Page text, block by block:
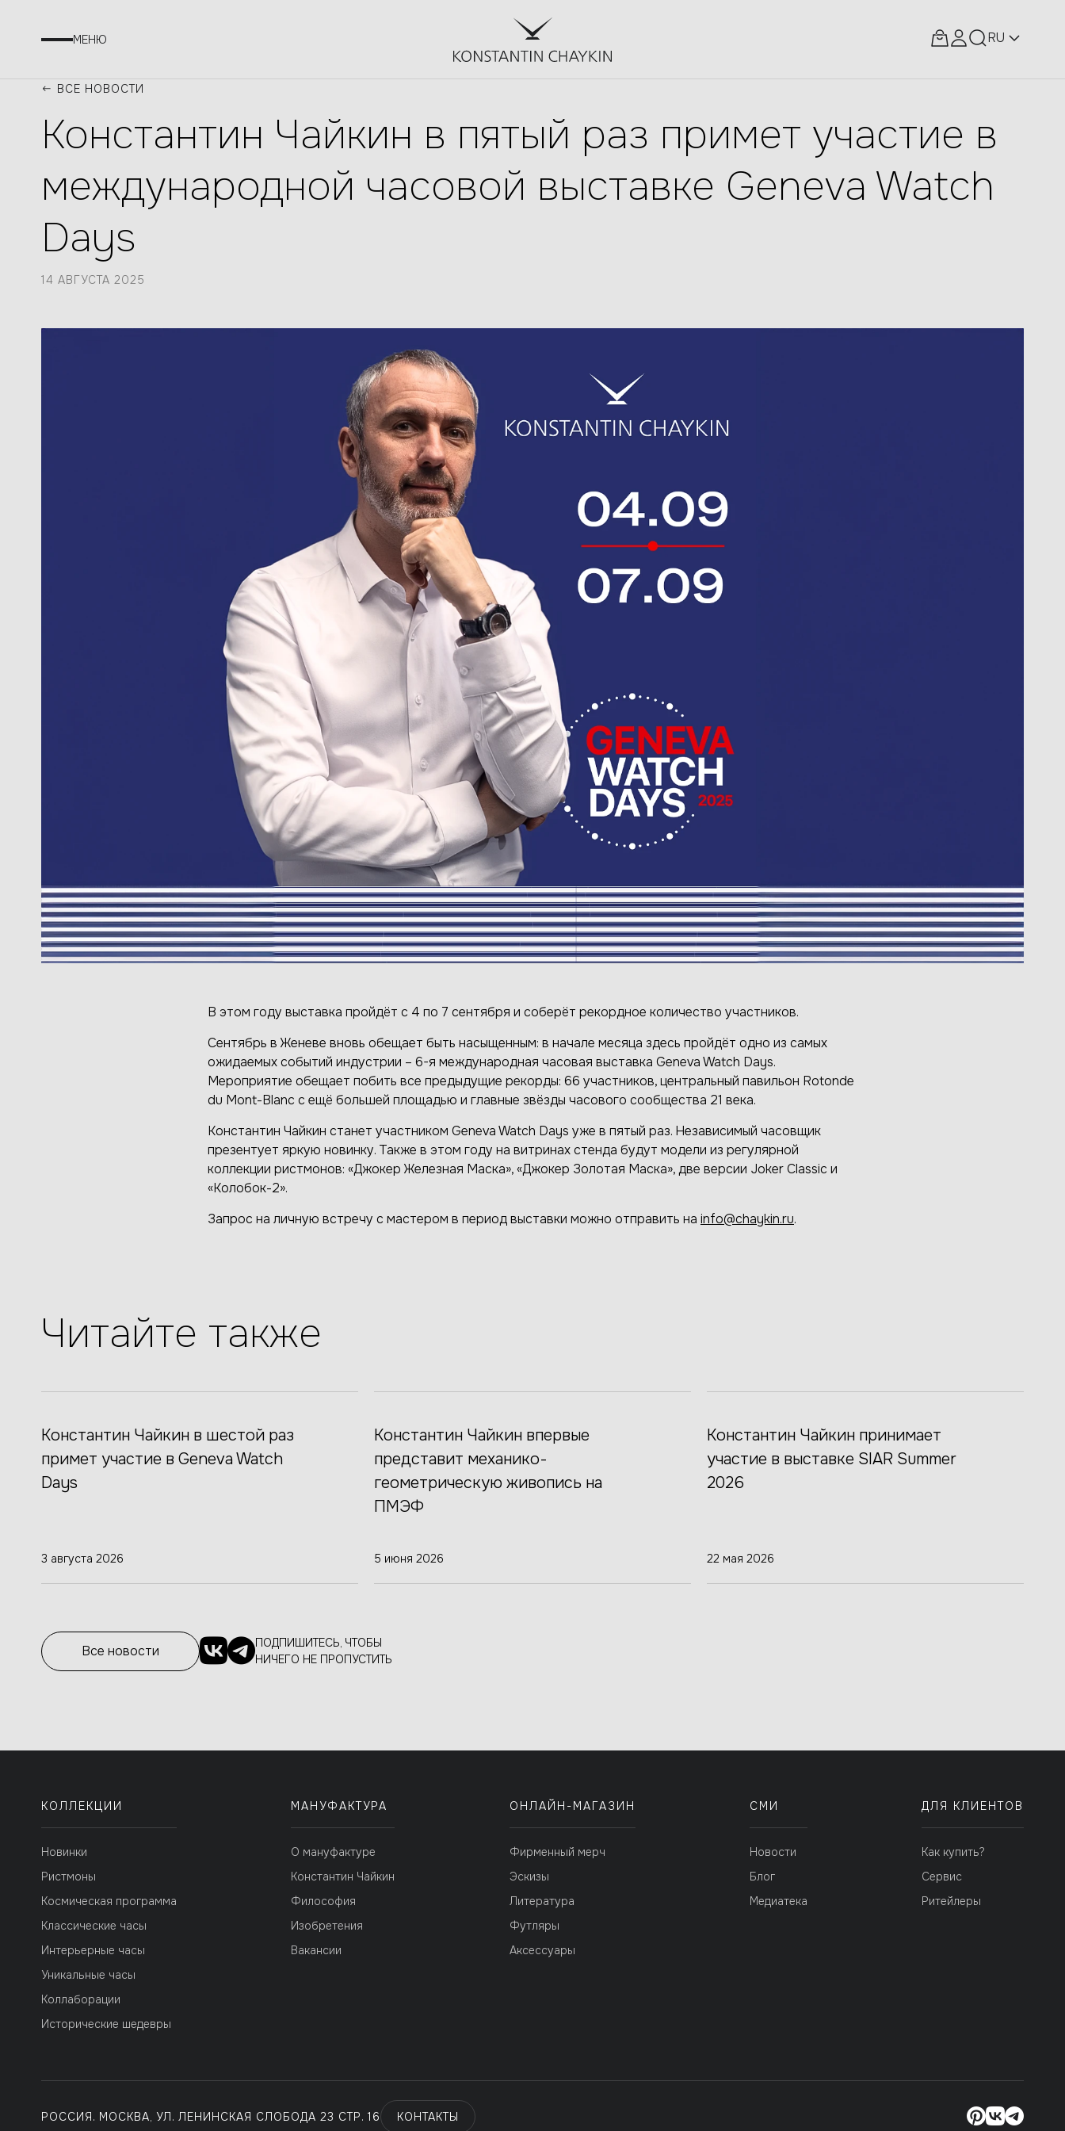
МЕНЮ RU
ВСЕ НОВОСТИ
Константин Чайкин в пятый раз примет участие в
международной часовой выставке Geneva Watch
Days
14 АВГУСТА 2025
В этом году выставка пройдёт с 4 по 7 сентября и соберёт рекордное количество участников.
Сентябрь в Женеве вновь обещает быть насыщенным: в начале месяца здесь пройдёт одно из самых
ожидаемых событий индустрии – 6-я международная часовая выставка Geneva Watch Days.
Мероприятие обещает побить все предыдущие рекорды: 66 участников, центральный павильон Rotonde
du Mont-Blanc с ещё большей площадью и главные звёзды часового сообщества 21 века.
Константин Чайкин станет участником Geneva Watch Days уже в пятый раз. Независимый часовщик
презентует яркую новинку. Также в этом году на витринах стенда будут модели из регулярной
коллекции ристмонов: «Джокер Железная Маска», «Джокер Золотая Маска», две версии Joker Classic и
«Колобок-2».
Запрос на личную встречу с мастером в период выставки можно отправить на info@chaykin.ru.
Читайте также
Константин Чайкин в шестой раз
примет участие в Geneva Watch
Days
3 августа 2026
Константин Чайкин впервые
представит механико-
геометрическую живопись на
ПМЭФ
5 июня 2026
Константин Чайкин принимает
участие в выставке SIAR Summer
2026
22 мая 2026
Все новости
ПОДПИШИТЕСЬ, ЧТОБЫ
НИЧЕГО НЕ ПРОПУСТИТЬ
КОЛЛЕКЦИИ
Новинки
Ристмоны
Космическая программа
Классические часы
Интерьерные часы
Уникальные часы
Коллаборации
Исторические шедевры
МАНУФАКТУРА
О мануфактуре
Константин Чайкин
Философия
Изобретения
Вакансии
ОНЛАЙН-МАГАЗИН
Фирменный мерч
Эскизы
Литература
Футляры
Аксессуары
СМИ
Новости
Блог
Медиатека
ДЛЯ КЛИЕНТОВ
Как купить?
Сервис
Ритейлеры
РОССИЯ. МОСКВА, УЛ. ЛЕНИНСКАЯ СЛОБОДА 23 СТР. 16 КОНТАКТЫ